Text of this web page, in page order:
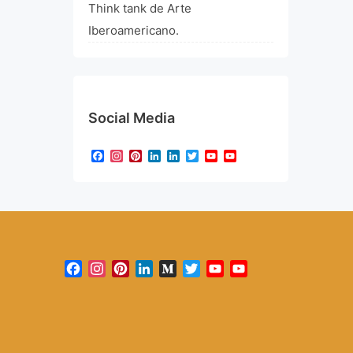
Think tank de Arte
Iberoamericano.
Social Media
Facebook
Instagram
Pinterest
LinkedIn
LinkedIn
TwitterYouTube
Facebook
Instagram
PinterestLinkedInMediumTwitterYouTube